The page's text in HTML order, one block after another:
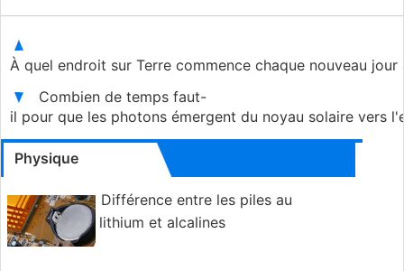
À quel endroit sur Terre commence chaque nouveau
Combien de temps faut-
il pour que les photons émergent du noyau solaire vers
Physique
Différence entre les piles au
lithium et alcalines